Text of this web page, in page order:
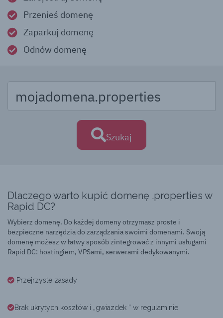
Przenieś domenę
Zaparkuj domenę
Odnów domenę
Szukaj
Dlaczego warto kupić domenę .properties w
Rapid DC?
Wybierz domenę. Do każdej domeny otrzymasz proste i
bezpieczne narzędzia do zarządzania swoimi domenami. Swoją
domenę możesz w łatwy sposób zintegrować z innymi usługami
Rapid DC: hostingiem, VPSami, serwerami dedykowanymi.
Przejrzyste zasady
Brak ukrytych kosztów i „gwiazdek ” w regulaminie